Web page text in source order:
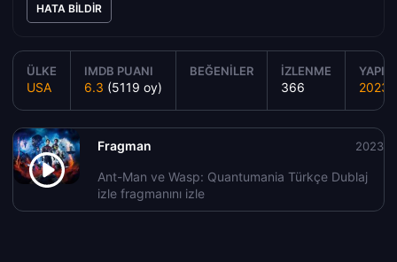
HATA BILDIR
ÜLKE
USA
IMDB PUANI
6.3 (5119 oy)
BEĞENILER İZLENME
366 2023
Fragman
Ant-Man ve Wasp: Quantumania Türkçe Dublaj
izle fragmanını izle
2023